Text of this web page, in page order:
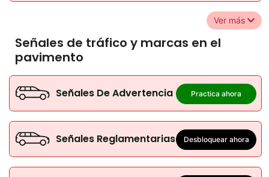
Ver más
Señales de tráfico y marcas en el
pavimento
Señales De Advertencia Practica ahora
Señales Reglamentarias Desbloquear ahora